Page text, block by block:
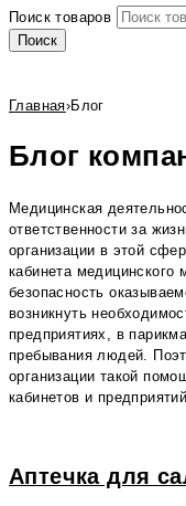
Поиск товаров
Поиск
Главная›Блог
Блог
Медицинская
ответственности за
организации в этой
кабинета
безопасность
возникнуть
предприятиях, в
пребывания людей.
организации такой
кабинетов и
Аптечка для